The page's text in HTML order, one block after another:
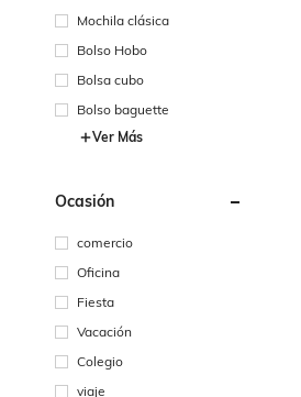
Mochila clásica
Bolso Hobo
Bolsa cubo
Bolso baguette
Ver Más
Ocasión
comercio
Oficina
Fiesta
Vacación
Colegio
viaje